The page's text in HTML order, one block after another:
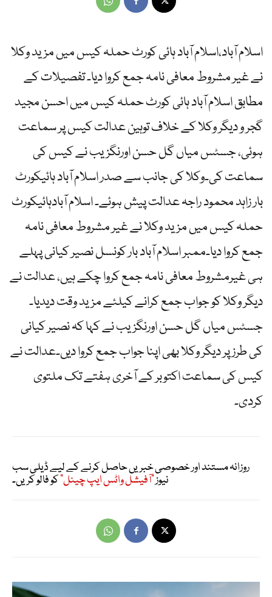
اسلام آباد،اسلام آباد ہائی کورٹ حملہ کیس میں مزید وکلا
نے غیر مشروط معافی نامہ جمع کروا دیا۔ تفصیلات کے
مطابق اسلام آباد ہائی کورٹ حملہ کیس میں احسن مجید
گجر و دیگر وکلا کے خلاف توہین عدالت کیس پر سماعت
ہوئی، جسٹس میاں گل حسن اورنگزیب نے کیس کی
سماعت کی۔وکلا کی جانب سے صدر اسلام آباد ہائیکورٹ
بار زاہد محمود راجہ عدالت پیش ہوئے۔ اسلام آبادہائیکورٹ
حملہ کیس میں مزید وکلا نے غیر مشروط معافی نامہ
جمع کروا دیا۔ممبر اسلام آباد بار کونسل نصیر کیانی پہلے
ہی غیرمشروط معافی نامہ جمع کروا چکے ہیں، عدالت نے
دیگر وکلا کو جواب جمع کرانے کیلئے مزید وقت دیدیا۔
جسٹس میاں گل حسن اورنگزیب نے کہا کہ نصیر کیانی
کی طرز پر دیگر وکلا بھی اپنا جواب جمع کروا دیں۔عدالت نے
کیس کی سماعت اکتوبر کے آخری ہفتے تک ملتوی
کردی۔
روزانہ مستند اور خصوصی خبریں حاصل کرنے کے لیے ڈیلی سب
نیوز"آفیشل واٹس ایپ چینل"کو فالو کریں۔